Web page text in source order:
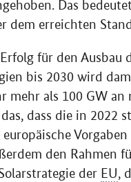
Das
dem erreichten
für den Ausbau
bis 2030 wird
mehr als 100 GW
das, dass die in 2022
den Rahmen
der EU,